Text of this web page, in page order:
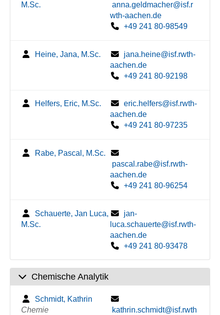
M.Sc.
anna.geldmacher@isf.r
wth-aachen.de
+49 241 80-98549
Heine, Jana, M.Sc.
jana.heine@isf.rwth-
aachen.de
+49 241 80-92198
Helfers, Eric, M.Sc.
eric.helfers@isf.rwth-
aachen.de
+49 241 80-97235
Rabe, Pascal, M.Sc.
pascal.rabe@isf.rwth-
aachen.de
+49 241 80-96254
Schauerte, Jan Luca,
M.Sc.
jan-
luca.schauerte@isf.rwth-
aachen.de
+49 241 80-93478
Chemische Analytik
Schmidt, Kathrin
Chemie
kathrin.schmidt@isf.rwth